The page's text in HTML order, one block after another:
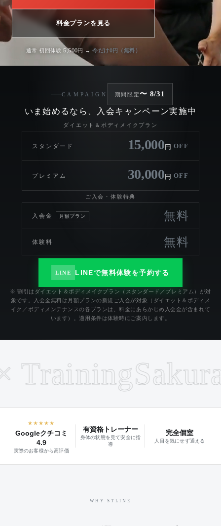
料金プランを見る
通常 初回体験 5,500円 →今だけ0円（無料）
CAMPAIGN 期間限定〜 8/31
いま始めるなら、入会キャンペーン実施中
ダイエット＆ボディメイクプラン
スタンダード 15,000 円 OFF
プレミアム 30,000 円 OFF
ご入会・体験特典
入会金 月額プラン 無料
体験料 無料
LINE LINEで無料体験を予約する
※ 割引はダイエット＆ボディメイクプラン（スタンダード／プレミアム）が対
象です。入会金無料は月額プランの新規ご入会が対象（ダイエット＆ボディメ
イク／ボディメンテナンスの各プランは、料金にあらかじめ入会金が含まれて
います）。適用条件は体験時にご案内します。
★★★★★
Googleクチコミ
4.9
実際のお客様から高評価
有資格トレーナー
身体の状態を見て安全に指
導
完全個室
人目を気にせず通える
WHY STLINE